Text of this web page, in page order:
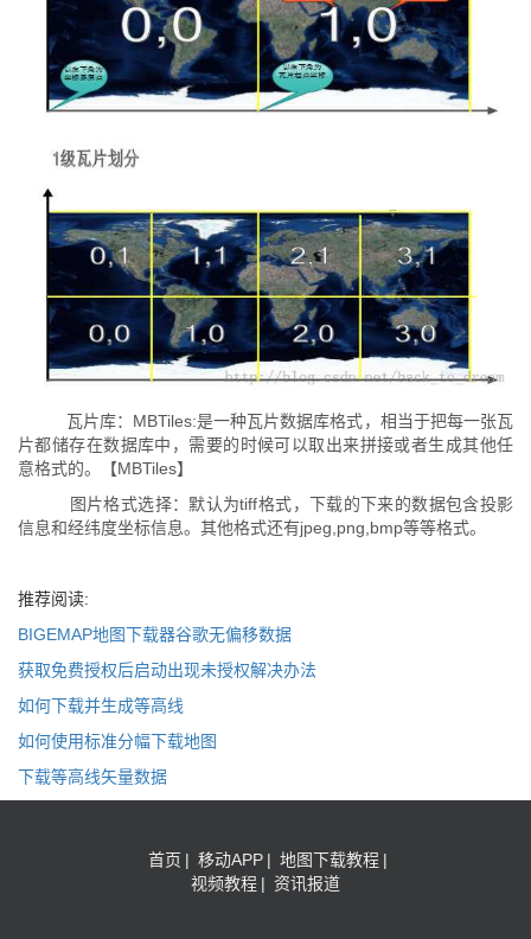
瓦片库：MBTiles:是一种瓦片数据库格式，相当于把每一张瓦
片都储存在数据库中，需要的时候可以取出来拼接或者生成其他任
意格式的。【MBTiles】
图片格式选择：默认为tiff格式，下载的下来的数据包含投影
信息和经纬度坐标信息。其他格式还有jpeg,png,bmp等等格式。
推荐阅读:
BIGEMAP地图下载器谷歌无偏移数据
获取免费授权后启动出现未授权解决办法
如何下载并生成等高线
如何使用标准分幅下载地图
下载等高线矢量数据
首页 | 移动APP | 地图下载教程 |
视频教程 | 资讯报道